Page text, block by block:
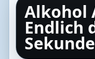
Alkohol
Endlich